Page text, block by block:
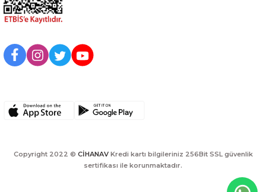
Copyright 2022 © CİHANAVKredi kartı bilgileriniz 256Bit SSL güvenlik
sertifikası ile korunmaktadır.